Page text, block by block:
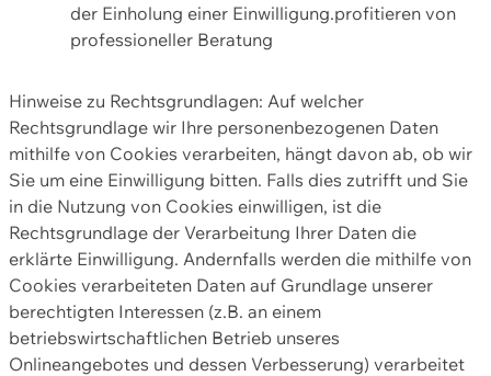
der Einholung einer Einwilligung.profitieren von
professioneller Beratung
Hinweise zu Rechtsgrundlagen: Auf welcher
Rechtsgrundlage wir Ihre personenbezogenen Daten
mithilfe von Cookies verarbeiten, hängt davon ab, ob wir
Sie um eine Einwilligung bitten. Falls dies zutrifft und Sie
in die Nutzung von Cookies einwilligen, ist die
Rechtsgrundlage der Verarbeitung Ihrer Daten die
erklärte Einwilligung. Andernfalls werden die mithilfe von
Cookies verarbeiteten Daten auf Grundlage unserer
berechtigten Interessen (z.B. an einem
betriebswirtschaftlichen Betrieb unseres
Onlineangebotes und dessen Verbesserung) verarbeitet